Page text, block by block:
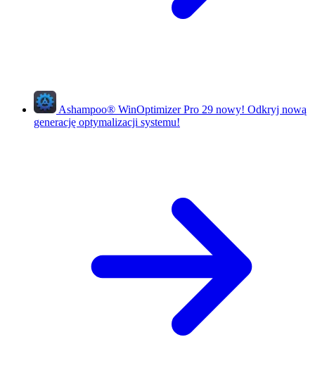
Ashampoo® WinOptimizer Pro 29 nowy! Odkryj nową
generację optymalizacji systemu!